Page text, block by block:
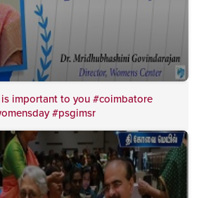
is important to you #coimbatore
#psgimsr